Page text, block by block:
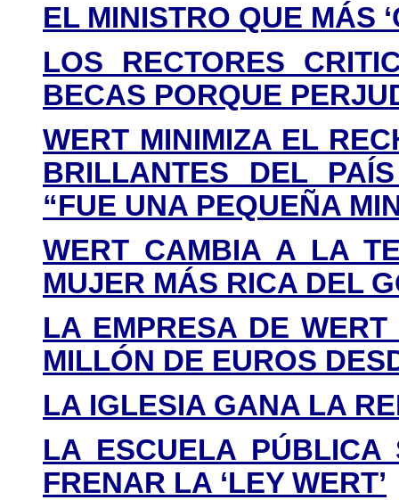
EL MINISTRO QUE MÁS
LOS RECTORES
BECAS PORQUE
WERT MINIMIZA EL
BRILLANTES DEL
“FUE UNA PEQUEÑA
WERT CAMBIA A LA
MUJER MÁS RICA DEL
LA EMPRESA DE
MILLÓN DE EUROS
LA IGLESIA GANA LA
LA ESCUELA
FRENAR LA ‘LEY WERT’